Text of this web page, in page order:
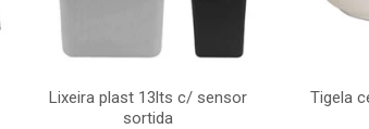
Lixeira plast 13lts c/ sensor
sortida
Tigela